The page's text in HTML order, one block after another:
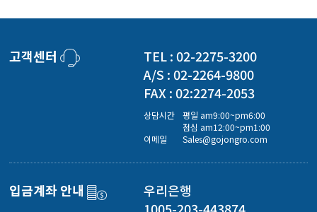
고객센터
TEL : 02-2275-3200
A/S : 02-2264-9800
FAX : 02:2274-2053
상담시간
평일 am9:00~pm6:00
점심 am12:00~pm1:00
이메일
Sales@gojongro.com
입금계좌 안내
우리은행